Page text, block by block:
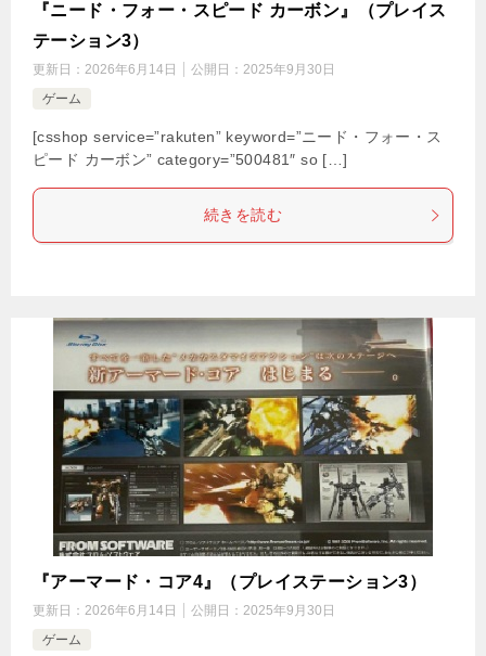
『ニード・フォー・スピード カーボン』（プレイス
テーション3）
更新日： 2026年6月14日 公開日： 2025年9月30日
ゲーム
[csshop service=”rakuten” keyword=”ニード・フォー・ス
ピード カーボン” category=”500481″ so […]
続きを読む
『アーマード・コア4』（プレイステーション3）
更新日： 2026年6月14日 公開日： 2025年9月30日
ゲーム